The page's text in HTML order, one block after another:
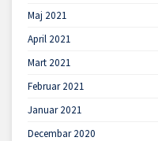
Maj 2021
April 2021
Mart 2021
Februar 2021
Januar 2021
Decembar 2020